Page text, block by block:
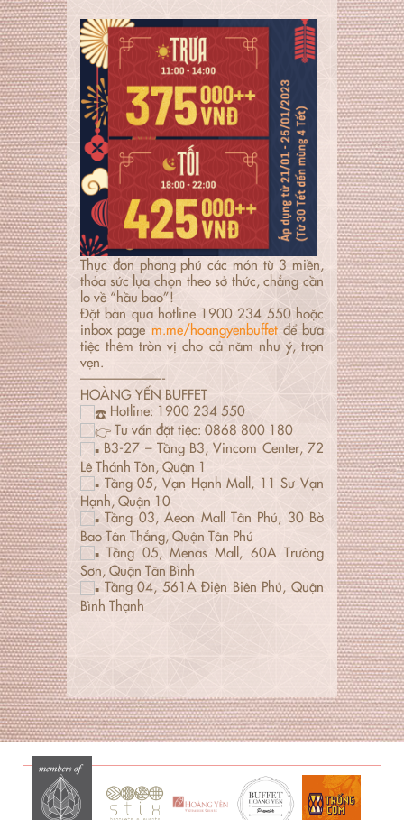
Thực đơn phong phú các món từ 3 miền,
thỏa sức lựa chọn theo sở thức, chẳng cần
lo về “hầu bao”!
Đặt bàn qua hotline 1900 234 550 hoặc
inbox page m.me/hoangyenbuffetđể bữa
tiệc thêm tròn vị cho cả năm như ý, trọn
vẹn.️
——————-
HOÀNG YẾN BUFFET
Hotline: 1900 234 550
Tư vấn đặt tiệc: 0868 800 180
B3-27 – Tầng B3, Vincom Center, 72
Lê Thánh Tôn, Quận 1
Tầng 05, Vạn Hạnh Mall, 11 Sư Vạn
Hạnh, Quận 10
Tầng 03, Aeon Mall Tân Phú, 30 Bờ
Bao Tân Thắng, Quận Tân Phú
Tầng 05, Menas Mall, 60A Trường
Sơn, Quận Tân Bình
Tầng 04, 561A Điện Biên Phủ, Quận
Bình Thạnh